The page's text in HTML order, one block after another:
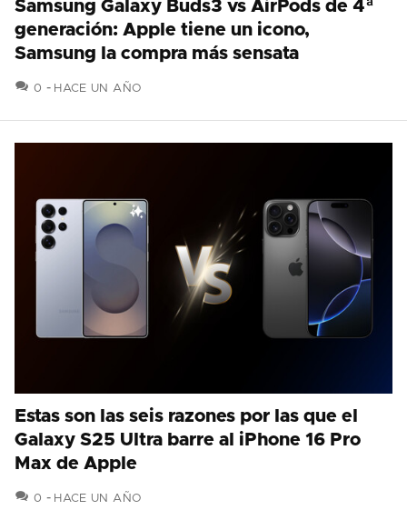
Samsung Galaxy Buds3 vs AirPods de 4ª
generación: Apple tiene un icono,
Samsung la compra más sensata
0 COMENTARIOS
HACE UN AÑO
Estas son las seis razones por las que el
Galaxy S25 Ultra barre al iPhone 16 Pro
Max de Apple
0 COMENTARIOS
HACE UN AÑO